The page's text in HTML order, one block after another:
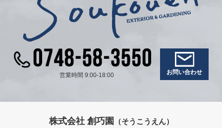
営業時間 9:00-18:00 お問い合わせ
株式会社 創巧園 （そうこうえん）